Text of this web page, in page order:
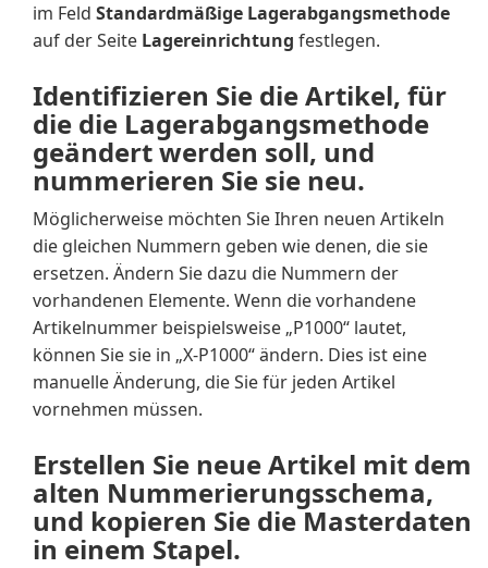
im Feld Standardmäßige Lagerabgangsmethode
auf der Seite Lagereinrichtung festlegen.
Identifizieren Sie die Artikel, für
die die Lagerabgangsmethode
geändert werden soll, und
nummerieren Sie sie neu.
Möglicherweise möchten Sie Ihren neuen Artikeln
die gleichen Nummern geben wie denen, die sie
ersetzen. Ändern Sie dazu die Nummern der
vorhandenen Elemente. Wenn die vorhandene
Artikelnummer beispielsweise „P1000“ lautet,
können Sie sie in „X-P1000“ ändern. Dies ist eine
manuelle Änderung, die Sie für jeden Artikel
vornehmen müssen.
Erstellen Sie neue Artikel mit dem
alten Nummerierungsschema,
und kopieren Sie die Masterdaten
in einem Stapel.